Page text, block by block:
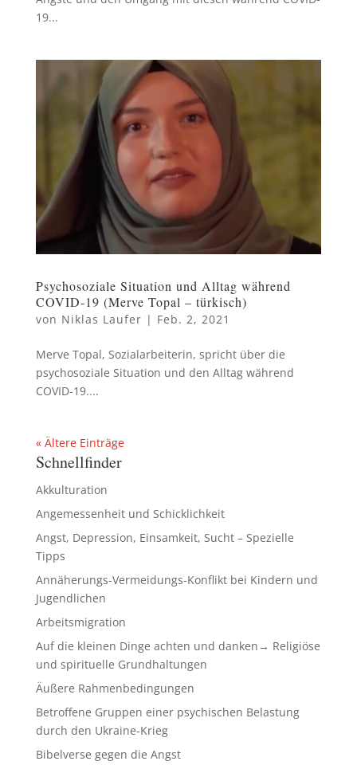
19...
Psychosoziale Situation und Alltag während
COVID-19 (Merve Topal – türkisch)
von Niklas Laufer | Feb. 2, 2021
Merve Topal, Sozialarbeiterin, spricht über die
psychosoziale Situation und den Alltag während
COVID-19....
« Ältere Einträge
Schnellfinder
Akkulturation
Angemessenheit und Schicklichkeit
Angst, Depression, Einsamkeit, Sucht – Spezielle
Tipps
Annäherungs-Vermeidungs-Konflikt bei Kindern und
Jugendlichen
Arbeitsmigration
Auf die kleinen Dinge achten und danken→ Religiöse
und spirituelle Grundhaltungen
Äußere Rahmenbedingungen
Betroffene Gruppen einer psychischen Belastung
durch den Ukraine-Krieg
Bibelverse gegen die Angst